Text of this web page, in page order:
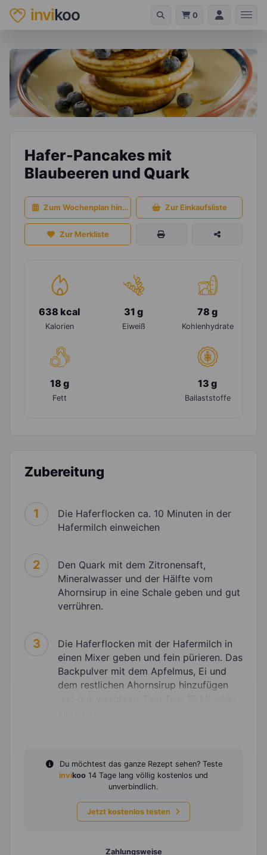
invikoo 0
Hafer-Pancakes mit
Blaubeeren und Quark
Zum Wochenplan hinzufügen Zur Einkaufsliste
Zur Merkliste
638 kcal
Kalorien
31 g
Eiweiß
78 g
Kohlenhydrate
18 g
Fett
13 g
Ballaststoffe
Zubereitung
1
Die Haferflocken ca. 10 Minuten in der
Hafermilch einweichen
2
Den Quark mit dem Zitronensaft,
Mineralwasser und der Hälfte vom
Ahornsirup in eine Schale geben und gut
verrühren.
3
Die Haferflocken mit der Hafermilch in
einen Mixer geben und fein pürieren. Das
Backpulver mit dem Apfelmus, Ei und
dem restlichen Ahornsirup hinzufügen
Du möchtest das ganze Rezept sehen? Teste
invikoo 14 Tage lang völlig kostenlos und
unverbindlich.
Jetzt kostenlos testen
Zahlungsweise